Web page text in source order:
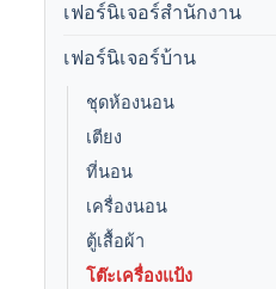
เฟอร์นิเจอร์สำนักงาน
เฟอร์นิเจอร์บ้าน
ชุดห้องนอน
เตียง
ที่นอน
เครื่องนอน
ตู้เสื้อผ้า
โต๊ะเครื่องแป้ง